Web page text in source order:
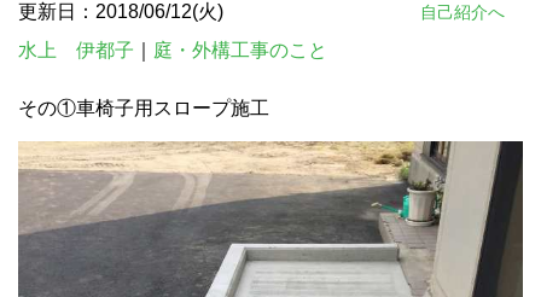
自己紹介へ
更新日：2018/06/12(火)
水上 伊都子
庭・外構工事のこと
その①車椅子用スロープ施工